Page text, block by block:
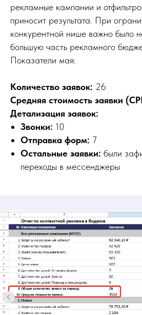
рекламные кампании и
приносит результата. При
конкурентной нише важно было
большую часть рекламного
Показатели мая:
Количество заявок: 26
Средняя стоимость заявки
Детализация заявок:
Звонки: 10
Отправка форм: 7
Остальные заявки: были
переходы в мессенджеры